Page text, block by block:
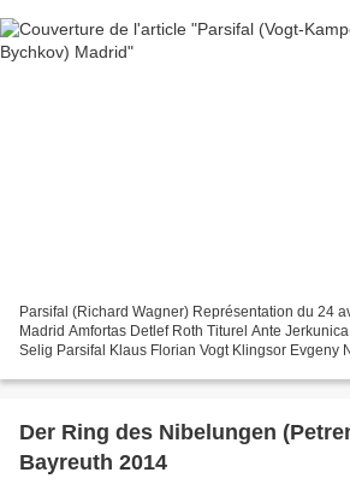
Parsifal (Richard Wagner) Représentation du 24
Madrid Amfortas Detlef Roth Titurel Ante
Selig Parsifal Klaus Florian Vogt Klingsor Evgeny
Der Ring des Nibelungen
Bayreuth 2014